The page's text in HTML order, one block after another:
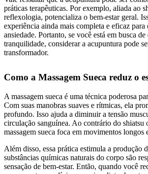
práticas terapêuticas. Por exemplo, aliada ao
reflexologia, potencializa o bem-estar geral.
experiência ainda mais completa e eficaz para
ansiedade. Portanto, se você está em busca
tranquilidade, considerar a acupuntura pode
transformador.
Como a Massagem Sueca reduz o
A massagem sueca é uma técnica poderosa
Com suas manobras suaves e rítmicas, ela
profundo. Isso ajuda a diminuir a tensão
circulação sanguínea. Ao contrário do shiatsu
massagem sueca foca em movimentos longos
Além disso, essa prática estimula a produção
substâncias químicas naturais do corpo são
sensação de bem-estar. Então, quando você